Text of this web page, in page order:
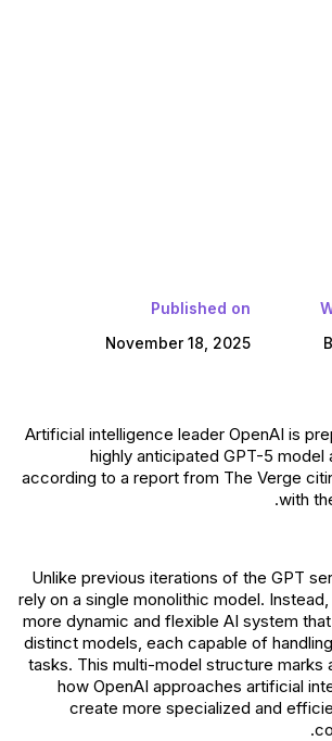
Published on
November 18, 2025
Artificial intelligence leader OpenAI is
highly anticipated GPT-5 model
according to a report from The Verge
with
Unlike previous iterations of the GPT
rely on a single monolithic model.
more dynamic and flexible AI system
distinct models, each capable of
tasks. This multi-model structure marks
how OpenAI approaches artificial
create more specialized and